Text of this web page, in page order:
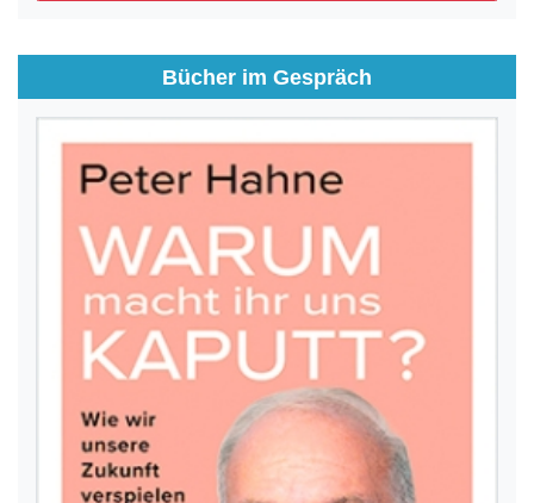
Bücher im Gespräch